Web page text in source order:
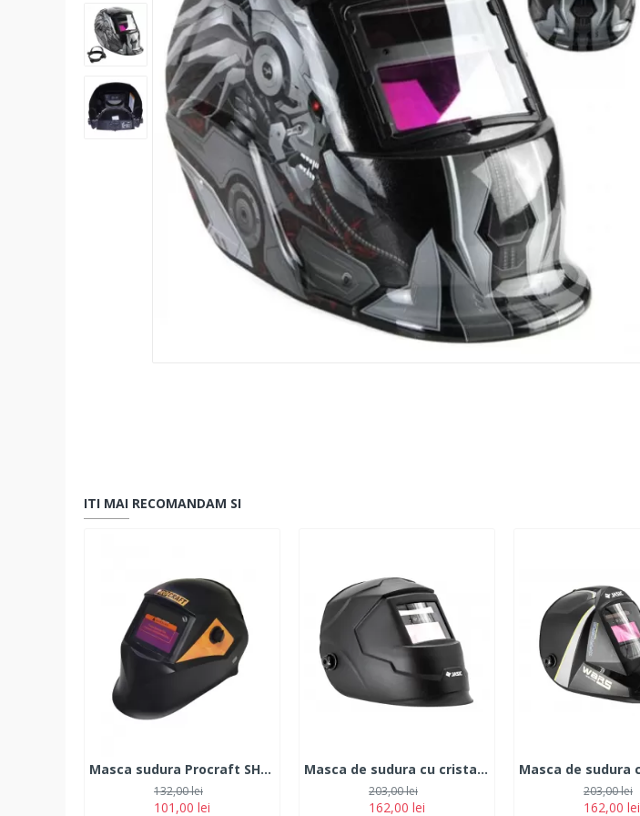
ITI MAI RECOMANDAM SI
Masca sudura Procraft SHP-90-30, Chameleon, Cristale Lichide, LI-IONSolar, DIN-16
101,00 lei
132,00 lei
Masca de sudura cu cristale lichide 9-13 Jasic- BLACK
162,00 lei
203,00 lei
162,00 lei
203,00 lei